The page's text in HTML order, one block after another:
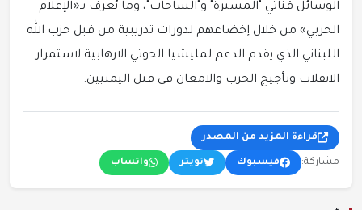
الوسائل قناتي "المسيرة" و"الساحات"، وما يُعرف بـ«الإعلام
الحربي» من خلال إخضاعهم لدورات تدريبية من قبل حزب الله
اللبناني الذي يقدم الدعم لمليشيا الحوثي الارهابية لاستمرار
الانقلاب وتأجيج الحرب والامعان في قتل اليمنيين.
قراءة المزيد من المصدر
مشاركة: فيسبوك تويتر واتساب